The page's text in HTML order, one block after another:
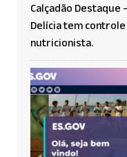
Calçadão Destaque
Delícia tem
nutricionista.